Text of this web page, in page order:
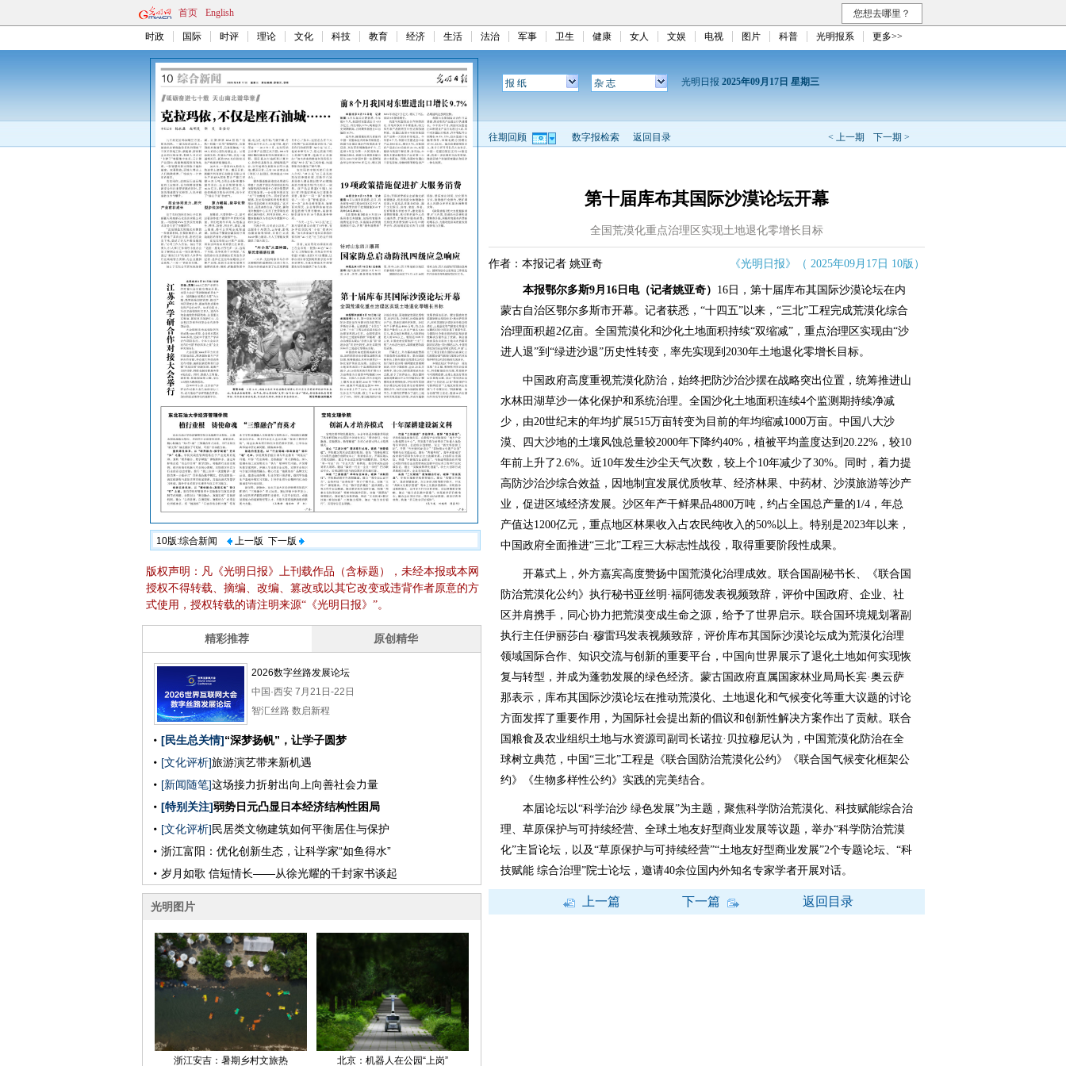
首页 English 您想去哪里？
时政 国际 时评 理论 文化 科技 教育 经济 生活 法治 军事 卫生 健康 女人 文娱 电视 图片 科普 光明报系 更多>>
10版:综合新闻 上一版 下一版
版权声明：凡《光明日报》上刊载作品（含标题），未经本报或本网
授权不得转载、摘编、改编、篡改或以其它改变或违背作者原意的方
式使用，授权转载的请注明来源“《光明日报》”。
报 纸 杂 志 光明日报 2025年09月17日 星期三
< 上一期 下一期 >
往期回顾 数字报检索 返回目录
第十届库布其国际沙漠论坛开幕
全国荒漠化重点治理区实现土地退化零增长目标
作者：本报记者 姚亚奇 《光明日报》（ 2025年09月17日 10版）
本报鄂尔多斯9月16日电（记者姚亚奇） 16日，第十届库布其国际沙漠论坛在内
蒙古自治区鄂尔多斯市开幕。记者获悉，“十四五”以来，“三北”工程完成荒漠化综合
治理面积超2亿亩。全国荒漠化和沙化土地面积持续“双缩减”，重点治理区实现由“沙
进人退”到“绿进沙退”历史性转变，率先实现到2030年土地退化零增长目标。
中国政府高度重视荒漠化防治，始终把防沙治沙摆在战略突出位置，统筹推进山
水林田湖草沙一体化保护和系统治理。全国沙化土地面积连续4个监测期持续净减
少，由20世纪末的年均扩展515万亩转变为目前的年均缩减1000万亩。中国八大沙
漠、四大沙地的土壤风蚀总量较2000年下降约40%，植被平均盖度达到20.22%，较10
年前上升了2.6%。近10年发生沙尘天气次数，较上个10年减少了30%。同时，着力提
高防沙治沙综合效益，因地制宜发展优质牧草、经济林果、中药材、沙漠旅游等沙产
业，促进区域经济发展。沙区年产干鲜果品4800万吨，约占全国总产量的1/4，年总
产值达1200亿元，重点地区林果收入占农民纯收入的50%以上。特别是2023年以来，
中国政府全面推进“三北”工程三大标志性战役，取得重要阶段性成果。
开幕式上，外方嘉宾高度赞扬中国荒漠化治理成效。联合国副秘书长、《联合国
防治荒漠化公约》执行秘书亚丝明·福阿德发表视频致辞，评价中国政府、企业、社
区并肩携手，同心协力把荒漠变成生命之源，给予了世界启示。联合国环境规划署副
执行主任伊丽莎白·穆雷玛发表视频致辞，评价库布其国际沙漠论坛成为荒漠化治理
领域国际合作、知识交流与创新的重要平台，中国向世界展示了退化土地如何实现恢
复与转型，并成为蓬勃发展的绿色经济。蒙古国政府直属国家林业局局长宾·奥云萨
那表示，库布其国际沙漠论坛在推动荒漠化、土地退化和气候变化等重大议题的讨论
方面发挥了重要作用，为国际社会提出新的倡议和创新性解决方案作出了贡献。联合
国粮食及农业组织土地与水资源司副司长诺拉·贝拉穆尼认为，中国荒漠化防治在全
球树立典范，中国“三北”工程是《联合国防治荒漠化公约》《联合国气候变化框架公
约》《生物多样性公约》实践的完美结合。
本届论坛以“科学治沙 绿色发展”为主题，聚焦科学防治荒漠化、科技赋能综合治
理、草原保护与可持续经营、全球土地友好型商业发展等议题，举办“科学防治荒漠
化”主旨论坛，以及“草原保护与可持续经营”“土地友好型商业发展”2个专题论坛、“科
技赋能 综合治理”院士论坛，邀请40余位国内外知名专家学者开展对话。
上一篇 下一篇 返回目录